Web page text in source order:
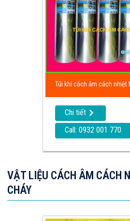
Túi khí cách âm cách nhiệt
Chi tiết
Call: 0932 001 770
VẬT LIỆU CÁCH ÂM CÁCH
CHÁY